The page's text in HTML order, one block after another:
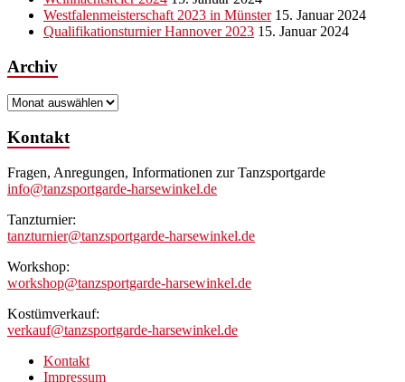
Westfalenmeisterschaft 2023 in Münster 15. Januar 2024
Qualifikationsturnier Hannover 2023 15. Januar 2024
Archiv
Archiv
Kontakt
Fragen, Anregungen, Informationen zur Tanzsportgarde
info@tanzsportgarde-harsewinkel.de
Tanzturnier:
tanzturnier@tanzsportgarde-harsewinkel.de
Workshop:
workshop@tanzsportgarde-harsewinkel.de
Kostümverkauf:
verkauf@tanzsportgarde-harsewinkel.de
Kontakt
Impressum